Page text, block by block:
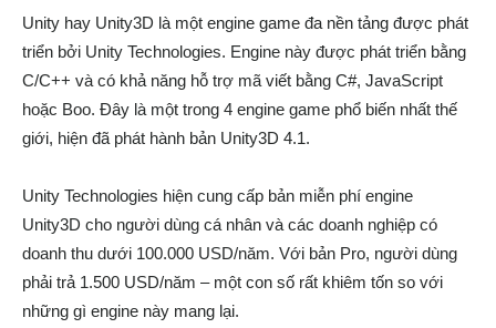
Unity hay Unity3D là một engine game đa nền tảng được phát
triển bởi Unity Technologies. Engine này được phát triển bằng
C/C++ và có khả năng hỗ trợ mã viết bằng C#, JavaScript
hoặc Boo. Đây là một trong 4 engine game phổ biến nhất thế
giới, hiện đã phát hành bản Unity3D 4.1.
Unity Technologies hiện cung cấp bản miễn phí engine
Unity3D cho người dùng cá nhân và các doanh nghiệp có
doanh thu dưới 100.000 USD/năm. Với bản Pro, người dùng
phải trả 1.500 USD/năm – một con số rất khiêm tốn so với
những gì engine này mang lại.